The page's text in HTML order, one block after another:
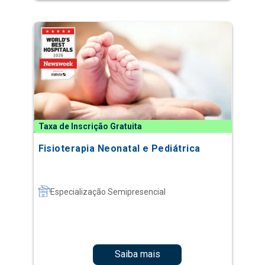
Taxa de Inscrição Gratuita
Fisioterapia Neonatal e Pediátrica
Especialização Semipresencial
Saiba mais